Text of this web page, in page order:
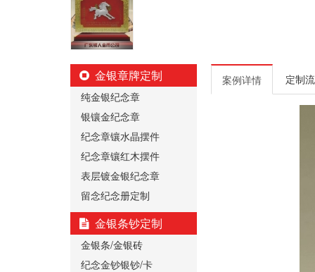
金银章牌定制
纯金银纪念章
银镶金纪念章
纪念章镶水晶摆件
纪念章镶红木摆件
表层镀金银纪念章
留念纪念册定制
金银条钞定制
金银条/金银砖
纪念金钞银钞/卡
案例详情 定制